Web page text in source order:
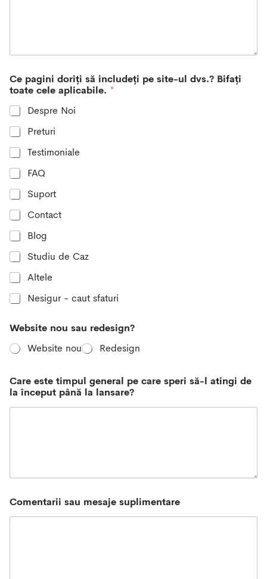
s
1
Ce pagini doriți să includeți pe site-ul dvs.? Bifați
toate cele aplicabile. *
Despre Noi
Preturi
Testimoniale
FAQ
Suport
Contact
Blog
Studiu de Caz
Altele
Nesigur - caut sfaturi
v
s
.
p
u
ț
i
Website nou sau redesign?
Website nou
Redesign
Care este timpul general pe care speri să-l atingi de
la început până la lansare?
Comentarii sau mesaje suplimentare